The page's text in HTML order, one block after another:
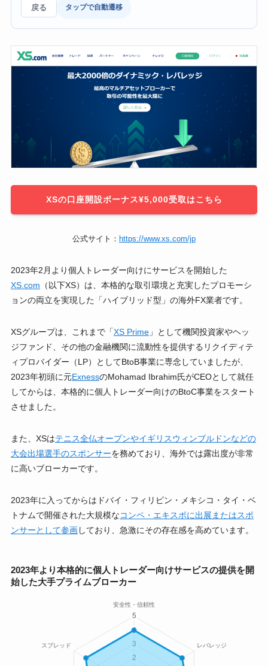
戻る タップで自動遷移
XSの口座開設ボーナス¥5,000受取はこちら
公式サイト： https://www.xs.com/jp
2023年2月より個人トレーダー向けにサービスを開始した
XS.com （以下XS）は、本格的な取引環境と充実したプロモーシ
ョンの両立を実現した「ハイブリッド型」の海外FX業者です。
XSグループは、これまで「XS Prime」として機関投資家やヘッ
ジファンド、その他の金融機関に流動性を提供するリクイディテ
ィプロバイダー（LP）としてBtoB事業に専念していましたが、
2023年初頭に元ExnessのMohamad Ibrahim氏がCEOとして就任
してからは、本格的に個人トレーダー向けのBtoC事業をスタート
させました。
また、XSはテニス全仏オープンやイギリスウィンブルドンなどの
大会出場選手のスポンサーを務めており、海外では露出度が非常
に高いブローカーです。
2023年に入ってからはドバイ・フィリピン・メキシコ・タイ・ベ
トナムで開催された大規模なコンペ・エキスポに出展またはスポ
ンサーとして参画しており、急激にその存在感を高めています。
2023年より本格的に個人トレーダー向けサービスの提供を開
始した大手プライムブローカー